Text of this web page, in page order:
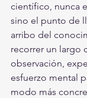
científico, nunca
sino el punto de
arribo del
recorrer un largo
observación,
esfuerzo mental
modo más